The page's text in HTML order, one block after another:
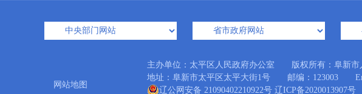
网站地图
主办单位：太平区人民政府办公室 版权所有：阜新市
地址：阜新市太平区太平大街1号 邮编：123003
辽公网安备 21090402210922号 辽ICP备2020013907号